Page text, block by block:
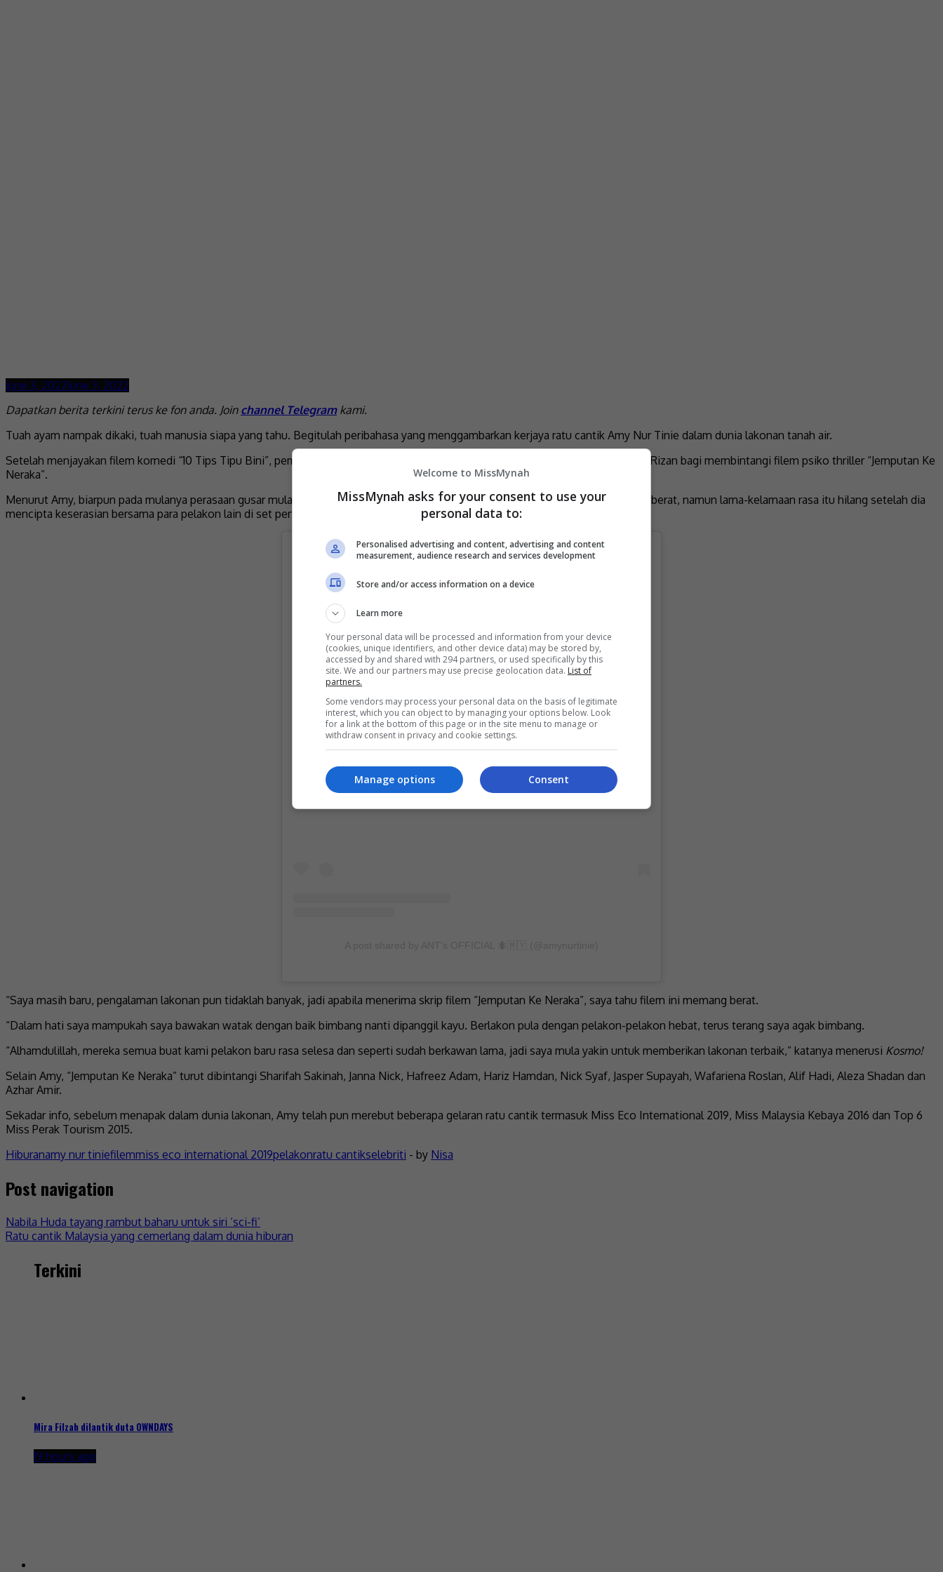
June 3, 2022June 3, 2022
Dapatkan berita terkini terus ke fon anda. Join channel Telegramkami.
Tuah ayam nampak dikaki, tuah manusia siapa yang tahu. Begitulah peribahasa yang menggambarkan kerjaya ratu cantik Amy Nur Tinie dalam dunia lakonan tanah air.
Setelah menjayakan filem komedi “10 Tips Tipu Bini”, pemilik nama lengkap Amy Nur Tinie Abdul Aziz itu dilamar pengarah Amor Rizan bagi membintangi filem psiko thriller “Jemputan Ke
Neraka”.
Menurut Amy, biarpun pada mulanya perasaan gusar mula menguasai diri kerana kurang keyakinan untuk berlakon dalam naskhah berat, namun lama-kelamaan rasa itu hilang setelah dia
mencipta keserasian bersama para pelakon lain di set penggambaran.
“Saya masih baru, pengalaman lakonan pun tidaklah banyak, jadi apabila menerima skrip filem “Jemputan Ke Neraka”, saya tahu filem ini memang berat.
“Dalam hati saya mampukah saya bawakan watak dengan baik bimbang nanti dipanggil kayu. Berlakon pula dengan pelakon-pelakon hebat, terus terang saya agak bimbang.
“Alhamdulillah, mereka semua buat kami pelakon baru rasa selesa dan seperti sudah berkawan lama, jadi saya mula yakin untuk memberikan lakonan terbaik,” katanya menerusi Kosmo!
Selain Amy, “Jemputan Ke Neraka” turut dibintangi Sharifah Sakinah, Janna Nick, Hafreez Adam, Hariz Hamdan, Nick Syaf, Jasper Supayah, Wafariena Roslan, Alif Hadi, Aleza Shadan dan
Azhar Amir.
Sekadar info, sebelum menapak dalam dunia lakonan, Amy telah pun merebut beberapa gelaran ratu cantik termasuk Miss Eco International 2019, Miss Malaysia Kebaya 2016 dan Top 6
Miss Perak Tourism 2015.
Hiburanamy nur tiniefilemmiss eco international 2019pelakonratu cantikselebriti - by Nisa
Post navigation
Nabila Huda tayang rambut baharu untuk siri ‘sci-fi’
Ratu cantik Malaysia yang cemerlang dalam dunia hiburan
Terkini
Mira Filzah dilantik duta OWNDAYS
19 hours ago
Welcome to MissMynah
MissMynah asks for your consent to use your
personal data to:
Personalised advertising and content, advertising and content
measurement, audience research and services development
Store and/or access information on a device
Learn more
Your personal data will be processed and information from your device
(cookies, unique identifiers, and other device data) may be stored by,
accessed by and shared with 294 partners, or used specifically by this
site. We and our partners may use precise geolocation data. List of
partners.
Some vendors may process your personal data on the basis of legitimate
interest, which you can object to by managing your options below. Look
for a link at the bottom of this page or in the site menu to manage or
withdraw consent in privacy and cookie settings.
Consent
Manage options